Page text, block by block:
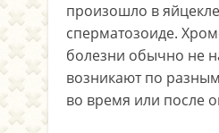
произошло в
сперматозоиде.
болезни обычно не
возникают по
во время или после